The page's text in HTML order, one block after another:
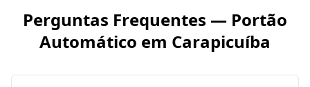
Perguntas Frequentes — Portão
Automático em Carapicuíba